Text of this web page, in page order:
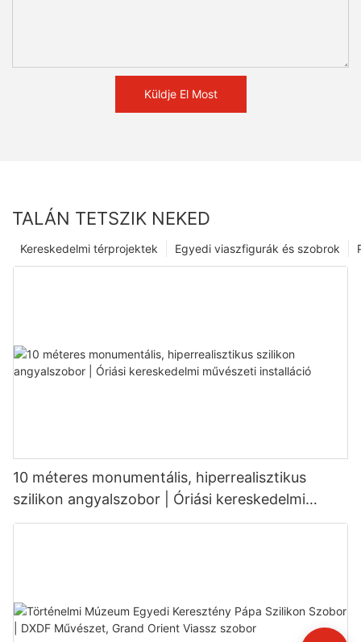
Küldje El Most
TALÁN TETSZIK NEKED
Egyedi viaszfigurák és szobrok
Kereskedelmi térprojektek
10 méteres monumentális, hiperrealisztikus
szilikon angyalszobor | Óriási kereskedelmi
művészeti installáció